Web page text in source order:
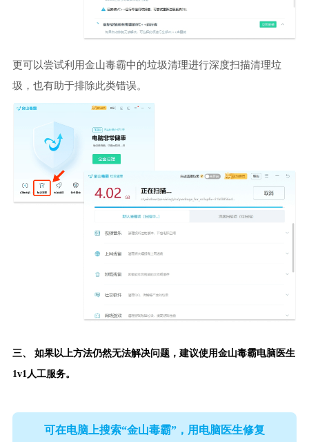
更可以尝试利用金山毒霸中的垃圾清理进行深度扫描清理垃
圾，也有助于排除此类错误。
三、 如果以上方法仍然无法解决问题，建议使用金山毒霸电脑医生
1v1人工服务。
可在电脑上搜索“金山毒霸”，用电脑医生修复